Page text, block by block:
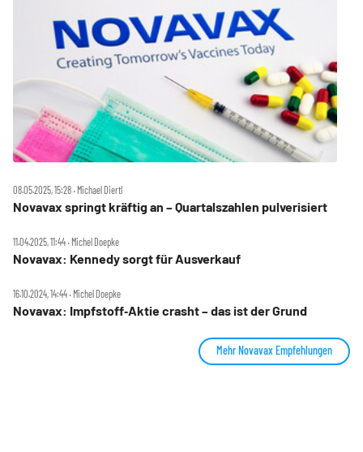
08.05.2025, 15:28 ‧ Michael Diertl
Novavax springt kräftig an – Quartalszahlen pulverisiert
11.04.2025, 11:44 ‧ Michel Doepke
Novavax: Kennedy sorgt für Ausverkauf
16.10.2024, 14:44 ‧ Michel Doepke
Novavax: Impfstoff‑Aktie crasht – das ist der Grund
Mehr Novavax Empfehlungen